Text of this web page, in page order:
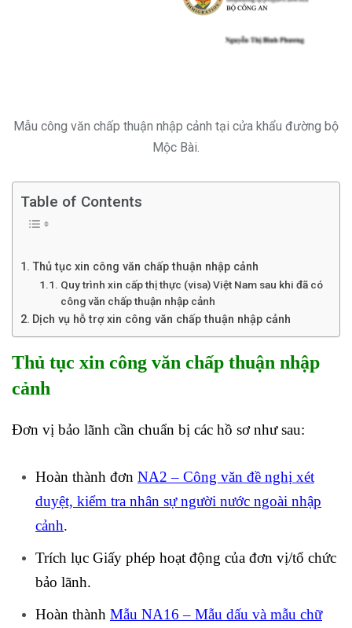
Mẫu công văn chấp thuận nhập cảnh tại cửa khẩu đường bộ
Mộc Bài.
Table of Contents
Thủ tục xin công văn chấp thuận nhập cảnh
Quy trình xin cấp thị thực (visa) Việt Nam sau khi đã có
công văn chấp thuận nhập cảnh
Dịch vụ hỗ trợ xin công văn chấp thuận nhập cảnh
Thủ tục xin công văn chấp thuận nhập
cảnh
Đơn vị bảo lãnh cần chuẩn bị các hồ sơ như sau:
Hoàn thành đơn NA2 – Công văn đề nghị xét
duyệt, kiểm tra nhân sự người nước ngoài nhập
cảnh.
Trích lục Giấy phép hoạt động của đơn vị/tổ chức
bảo lãnh.
Hoàn thành Mẫu NA16 – Mẫu dấu và mẫu chữ